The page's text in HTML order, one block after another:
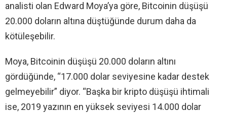
analisti olan Edward Moya’ya göre, Bitcoinin düşüşü
20.000 doların altına düştüğünde durum daha da
kötüleşebilir.
Moya, Bitcoinin düşüşü 20.000 doların altını
gördüğünde, “17.000 dolar seviyesine kadar destek
gelmeyebilir” diyor. “Başka bir kripto düşüşü ihtimali
ise, 2019 yazının en yüksek seviyesi 14.000 dolar